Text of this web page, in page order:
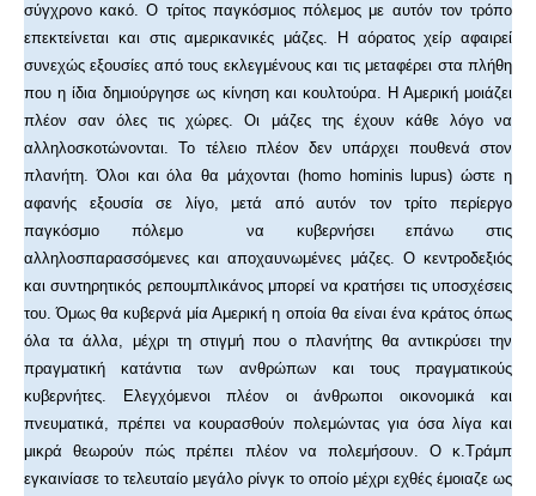
σύγχρονο κακό. Ο τρίτος παγκόσμιος πόλεμος με αυτόν τον τρόπο
επεκτείνεται και στις αμερικανικές μάζες. Η αόρατος χείρ αφαιρεί
συνεχώς εξουσίες από τους εκλεγμένους και τις μεταφέρει στα πλήθη
που η ίδια δημιούργησε ως κίνηση και κουλτούρα. Η Αμερική μοιάζει
πλέον σαν όλες τις χώρες. Οι μάζες της έχουν κάθε λόγο να
αλληλοσκοτώνονται. Το τέλειο πλέον δεν υπάρχει πουθενά στον
πλανήτη. Όλοι και όλα θα μάχονται (homo hominis lupus) ώστε η
αφανής εξουσία σε λίγο, μετά από αυτόν τον τρίτο περίεργο
παγκόσμιο πόλεμο να κυβερνήσει επάνω στις
αλληλοσπαρασσόμενες και αποχαυνωμένες μάζες. Ο κεντροδεξιός
και συντηρητικός ρεπουμπλικάνος μπορεί να κρατήσει τις υποσχέσεις
του. Όμως θα κυβερνά μία Αμερική η οποία θα είναι ένα κράτος όπως
όλα τα άλλα, μέχρι τη στιγμή που ο πλανήτης θα αντικρύσει την
πραγματική κατάντια των ανθρώπων και τους πραγματικούς
κυβερνήτες. Ελεγχόμενοι πλέον οι άνθρωποι οικονομικά και
πνευματικά, πρέπει να κουρασθούν πολεμώντας για όσα λίγα και
μικρά θεωρούν πώς πρέπει πλέον να πολεμήσουν. Ο κ.Τράμπ
εγκαινίασε το τελευταίο μεγάλο ρίνγκ το οποίο μέχρι εχθές έμοιαζε ως